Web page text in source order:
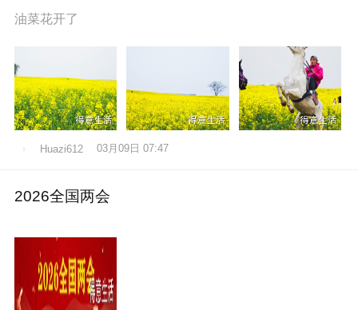
油菜花开了
Huazi612 03月09日 07:47
2026全国两会